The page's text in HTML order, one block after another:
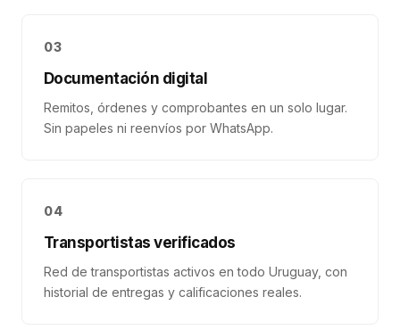
03
Documentación digital
Remitos, órdenes y comprobantes en un solo lugar.
Sin papeles ni reenvíos por WhatsApp.
04
Transportistas verificados
Red de transportistas activos en todo Uruguay, con
historial de entregas y calificaciones reales.